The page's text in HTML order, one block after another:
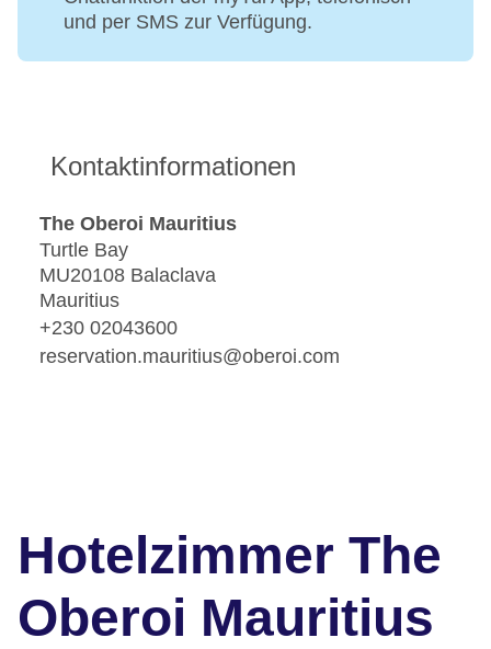
und per SMS zur Verfügung.
Kontaktinformationen
The Oberoi Mauritius
Turtle Bay
MU20108 Balaclava
Mauritius
+230 02043600
reservation.mauritius@oberoi.com
Hotelzimmer The
Oberoi Mauritius